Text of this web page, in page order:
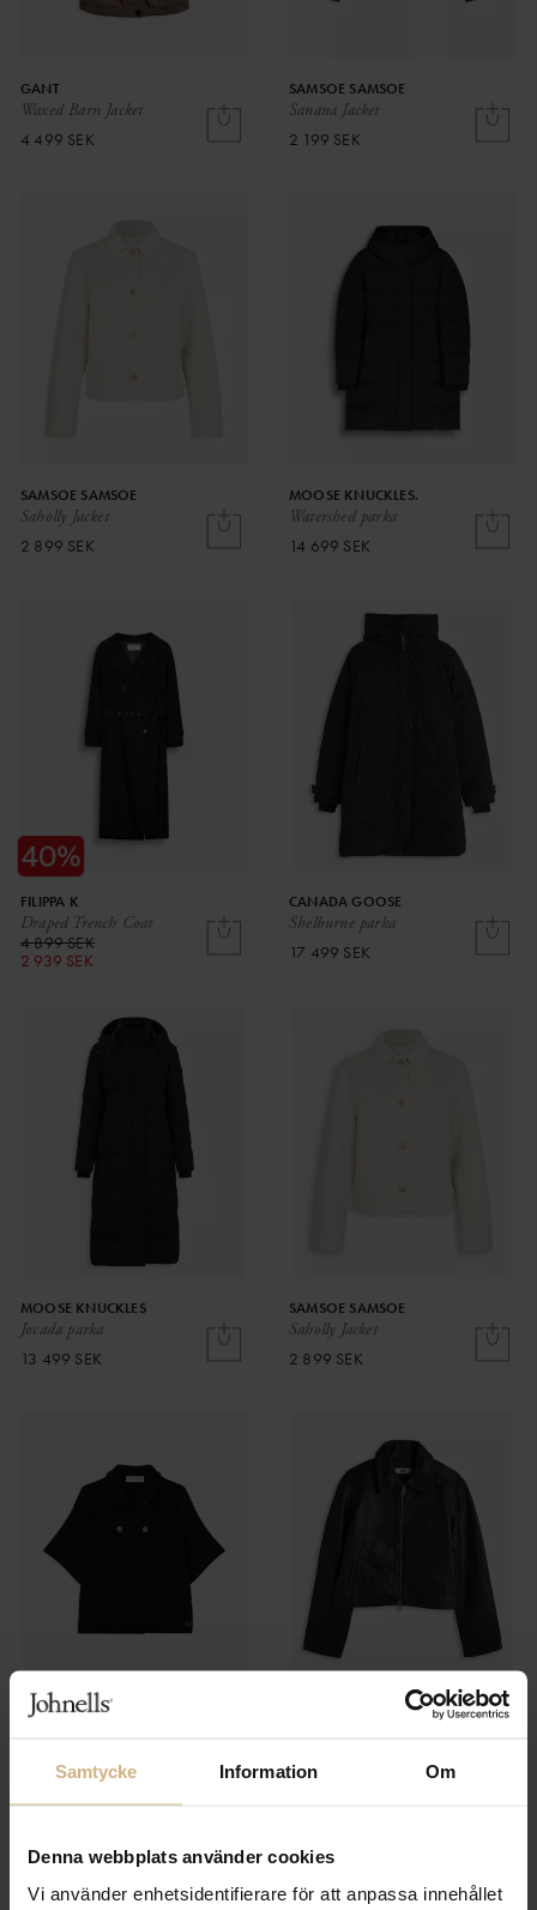
Samtycke Information Om
Denna webbplats använder cookies
Vi använder enhetsidentifierare för att anpassa innehållet
Waxed Barn Jacket
GANT
4 499 SEK
Sanana Jacket
SAMSOE SAMSOE
2 199 SEK
Saholly Jacket
SAMSOE SAMSOE
2 899 SEK
Watershed parka
MOOSE KNUCKLES.
14 699 SEK
Draped Trench Coat
FILIPPA K
4 899 SEK
2 939 SEK
Shelburne parka
CANADA GOOSE
17 499 SEK
Jocada parka
MOOSE KNUCKLES
13 499 SEK
Saholly Jacket
SAMSOE SAMSOE
2 899 SEK
BUSNEL
5 599 SEK 5 999 SEK